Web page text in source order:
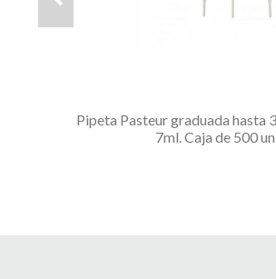
Pipeta Pasteur graduada hasta
7ml. Caja de 500